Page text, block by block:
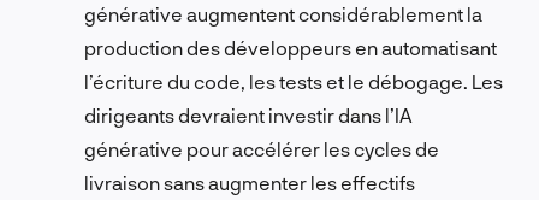
générative augmentent considérablement la
production des développeurs en automatisant
l’écriture du code, les tests et le débogage. Les
dirigeants devraient investir dans l’IA
générative pour accélérer les cycles de
livraison sans augmenter les effectifs